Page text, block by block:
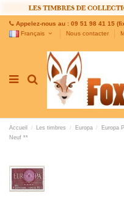
Appelez-nous au : 09 51 98 41 15
Français
Nous contacter
Accueil Les timbres Europa Europa
Neuf **